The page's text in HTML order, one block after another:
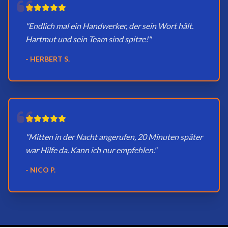
"Endlich mal ein Handwerker, der sein Wort hält.
Hartmut und sein Team sind spitze!"
- HERBERT S.
"Mitten in der Nacht angerufen, 20 Minuten später
war Hilfe da. Kann ich nur empfehlen."
- NICO P.